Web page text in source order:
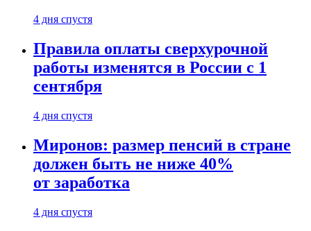
4 дня спустя
Правила оплаты сверхурочной
работы изменятся в России с 1
сентября
4 дня спустя
Миронов: размер пенсий в стране
должен быть не ниже 40%
от заработка
4 дня спустя